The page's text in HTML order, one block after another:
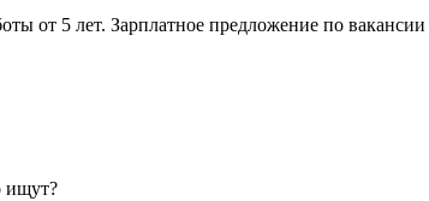
от 5 лет. Зарплатное предложение по вакансии